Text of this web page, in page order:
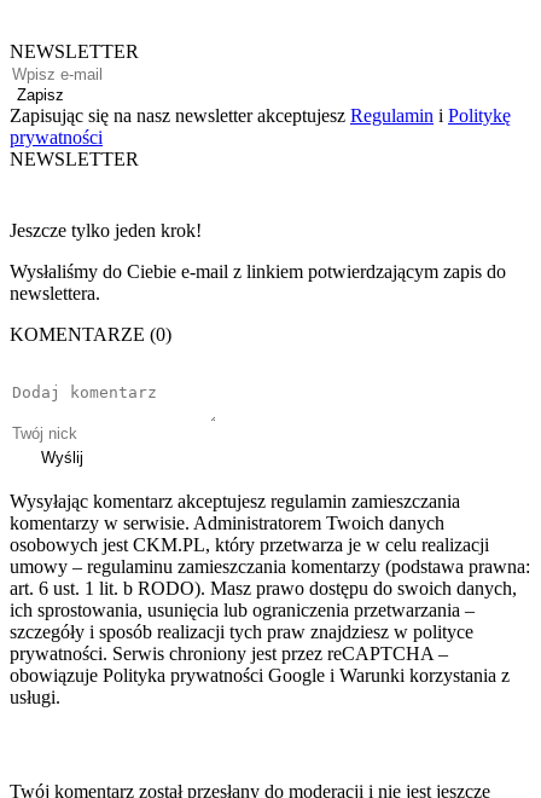
NEWSLETTER
Zapisz
Zapisując się na nasz newsletter akceptujesz Regulamin i Politykę
prywatności
NEWSLETTER
Jeszcze tylko jeden krok!
Wysłaliśmy do Ciebie e-mail z linkiem potwierdzającym zapis do
newslettera.
KOMENTARZE (0)
Wyślij
Wysyłając komentarz akceptujesz regulamin zamieszczania
komentarzy w serwisie. Administratorem Twoich danych
osobowych jest CKM.PL, który przetwarza je w celu realizacji
umowy – regulaminu zamieszczania komentarzy (podstawa prawna:
art. 6 ust. 1 lit. b RODO). Masz prawo dostępu do swoich danych,
ich sprostowania, usunięcia lub ograniczenia przetwarzania –
szczegóły i sposób realizacji tych praw znajdziesz w polityce
prywatności. Serwis chroniony jest przez reCAPTCHA –
obowiązuje Polityka prywatności Google i Warunki korzystania z
usługi.
Twój komentarz został przesłany do moderacji i nie jest jeszcze